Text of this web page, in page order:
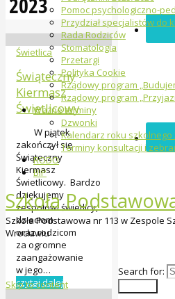
Pomoc psychologiczno-
Przydział specjalistów do
Rada Rodziców
Stomatologia
Przetargi
Polityka Cookie
Rządowy program
Rządowy program
Ważne terminy
Dzwonki
Kalendarz roku szkolnego
Terminy konsultacji i
RODO
BIP
Szkoła
Szkoła Podstawowa nr 113 w Zespole
Wrocławiu
Skip to content
Świetlica
Świąteczny
Kiermasz
Świetlicowy
W piątek
zakończył się
Świąteczny
Kiermasz
Świetlicowy. Bardzo
dziękujemy
zespołowi świetlicy,
dzieciom
oraz rodzicom
za ogromne
zaangażowanie
w jego…
czytaj dalej
Search for: